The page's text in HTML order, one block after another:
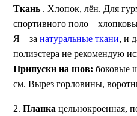
Ткань . Хлопок, лён. Для
спортивного поло –
Я – за натуральные ткани, и
полиэстера не рекомендую
Припуски на шов: боковые
см. Вырез горловины,
2. Планка цельнокроенная,